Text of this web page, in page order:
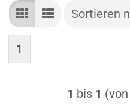
Sortieren
Sortieren
1
1 bis 1